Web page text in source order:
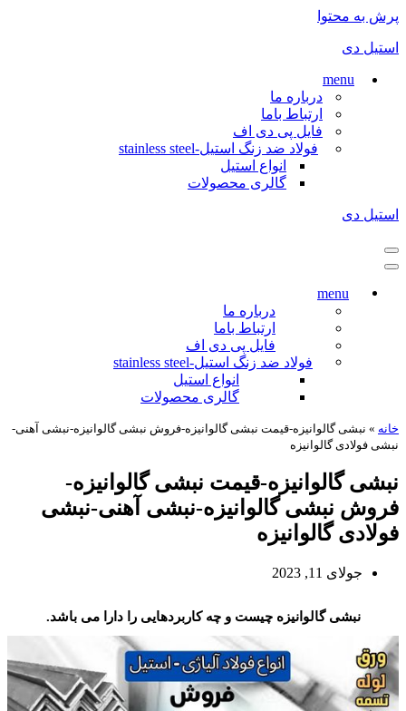
پرش به محتوا
استیل دی
menu
درباره ما
ارتباط باما
فایل پی دی اف
فولاد ضد زنگ استیل-stainless steel
انواع استیل
گالری محصولات
استیل دی
فهرست
ناوبری
فهرست
menu
درباره ما
ارتباط باما
فایل پی دی اف
فولاد ضد زنگ استیل-stainless steel
انواع استیل
گالری محصولات
خانه » نبشی گالوانیزه-قیمت نبشی گالوانیزه-فروش نبشی گالوانیزه-نبشی آهنی-
نبشی فولادی گالوانیزه
نبشی گالوانیزه-قیمت نبشی گالوانیزه-
فروش نبشی گالوانیزه-نبشی آهنی-نبشی
فولادی گالوانیزه
جولای 11, 2023
نبشی گالوانیزه چیست و چه کاربردهایی را دارا می باشد.